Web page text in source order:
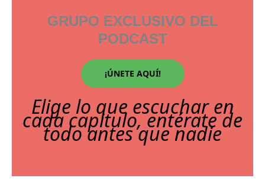
GRUPO EXCLUSIVO DEL
PODCAST
¡ÚNETE AQUÍ!
Elige lo que escuchar en
cada capitulo, entérate de
todo antes que nadie